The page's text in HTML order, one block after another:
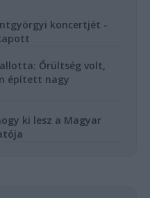
koncertjét -
Őrültség volt,
épített nagy
ki lesz a Magyar